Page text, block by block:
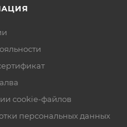
cookie-файлов
персональных данных